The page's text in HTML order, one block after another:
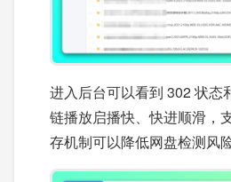
进入后台可以看到 302 状态
链播放启播快、快进顺滑，
存机制可以降低网盘检测风险